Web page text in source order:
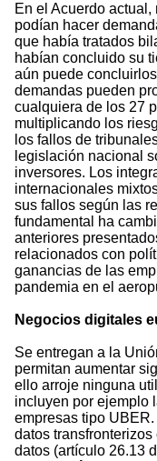
En el Acuerdo
podían hacer
que había tratados
habían concluido su
aún puede
demandas pueden
cualquiera de los 27
multiplicando los
los fallos de
legislación nacional
inversores. Los
internacionales
sus fallos según las
fundamental ha
anteriores
relacionados con
ganancias de las
pandemia en el
Negocios digitales
Se entregan a la
permitan aumentar
ello arroje ninguna
incluyen por ejemplo
empresas tipo
datos
datos (artículo 26.13